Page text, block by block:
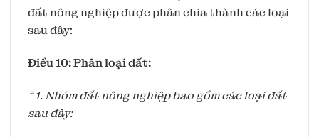
đất nông nghiệp được phân chia thành các loại
sau đây:
Điều 10: Phân loại đất:
“1. Nhóm đất nông nghiệp bao gồm các loại đất
sau đây: